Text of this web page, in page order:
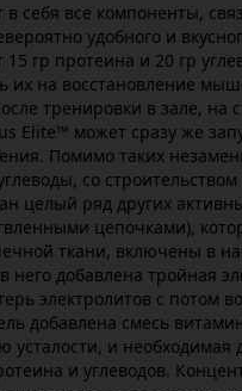
себя все компоненты,
удобного и
гр протеина и 20 гр
их на восстановление
тренировки в зале, на
Elite™ может сразу же
Помимо таких
со строительством
целый ряд других
цепочками),
ткани, включены в
добавлена тройная
электролитов с потом
добавлена смесь
и необходимая
и углеводов.